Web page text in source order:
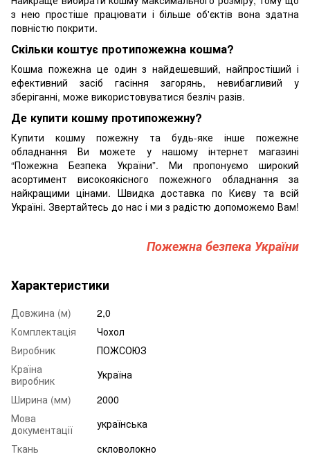
з нею простіше працювати і більше об'єктів вона здатна
повністю покрити.
Скільки коштує протипожежна кошма?
Кошма пожежна це один з найдешевший, найпростіший і
ефективний засіб гасіння загорянь, невибагливий у
зберіганні, може використовуватися безліч разів.
Де купити кошму протипожежну?
Купити кошму пожежну та будь-яке інше пожежне
обладнання Ви можете у нашому інтернет магазині
“Пожежна Безпека України”. Ми пропонуємо широкий
асортимент високоякісного пожежного обладнання за
найкращими цінами. Швидка доставка по Києву та всій
Україні. Звертайтесь до нас і ми з радістю допоможемо Вам!
Пожежна безпека України
Характеристики
Довжина (м)
2,0
Комплектація
Чохол
Виробник
ПОЖСОЮЗ
Країна
виробник
Україна
Ширина (мм)
2000
Мова
документації
українська
Ткань
скловолокно